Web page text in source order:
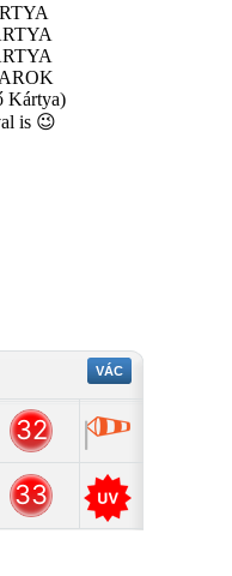
Kártya)
is 😉